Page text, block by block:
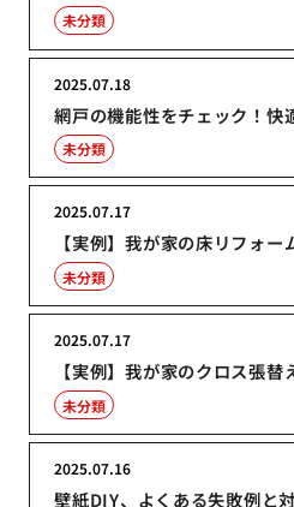
未分類
網戸の機能性をチェック！快
2025.07.18
未分類
【実例】我が家の床リフォー
2025.07.17
未分類
【実例】我が家のクロス張替
2025.07.17
未分類
壁紙DIY、よくある失敗例と
2025.07.16